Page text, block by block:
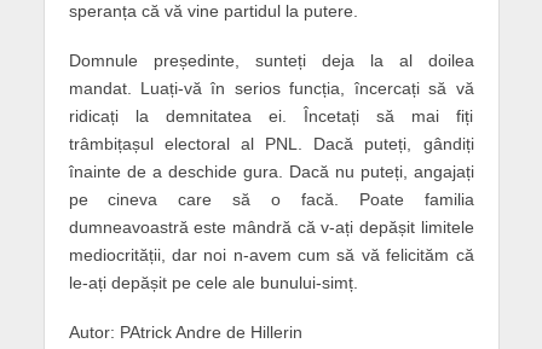
speranța că vă vine partidul la putere.
Domnule președinte, sunteți deja la al doilea
mandat. Luați-vă în serios funcția, încercați să vă
ridicați la demnitatea ei. Încetați să mai fiți
trâmbițașul electoral al PNL. Dacă puteți, gândiți
înainte de a deschide gura. Dacă nu puteți, angajați
pe cineva care să o facă. Poate familia
dumneavoastră este mândră că v-ați depășit limitele
mediocrității, dar noi n-avem cum să vă felicităm că
le-ați depășit pe cele ale bunului-simț.
Autor: PAtrick Andre de Hillerin